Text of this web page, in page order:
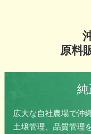
原料
純
広大な自社農場で沖
土壌管理、品質管理